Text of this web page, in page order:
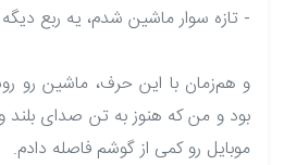
- تازه سوار ماشین شدم، یه ربع
و هم‌زمان با این حرف، ماشین رو
بود و من که هنوز به تن صدای بلند
موبایل رو کمی از گوشم فاصله دادم.